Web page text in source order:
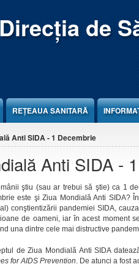
Direcția de
REŢEAUA SANITARĂ
Anti SIDA - 1 Decembrie
Anti SIDA -
ştiu (sau ar trebui să ştie) ca 1
este şi Ziua Mondială Anti SIDA?
conştientizării pandemiei SIDA,
de oameni, iar în acest moment
una dintre cele mai distructive
de Ziua Mondială Anti SIDA
for AIDS Prevention. De atunci a fost